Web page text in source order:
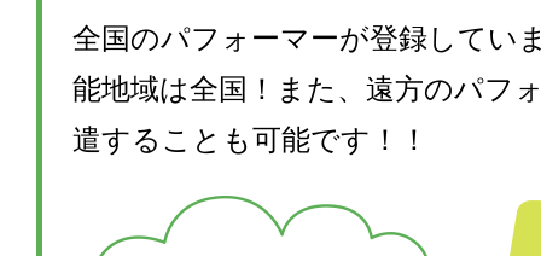
全国のパフォーマーが登録してい
能地域は全国！また、遠方のパフ
遣することも可能です！！